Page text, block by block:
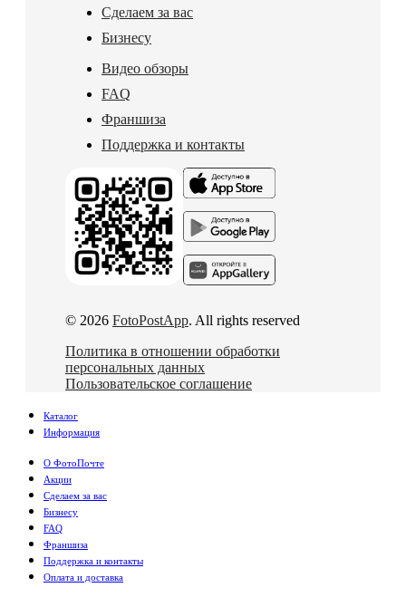
Сделаем за вас
Бизнесу
Видео обзоры
FAQ
Франшиза
Поддержка и контакты
© 2026 FotoPostApp. All rights reserved
Политика в отношении обработки
персональных данных
Пользовательское соглашение
Каталог
Информация
О ФотоПочте
Акции
Сделаем за вас
Бизнесу
FAQ
Франшиза
Поддержка и контакты
Оплата и доставка